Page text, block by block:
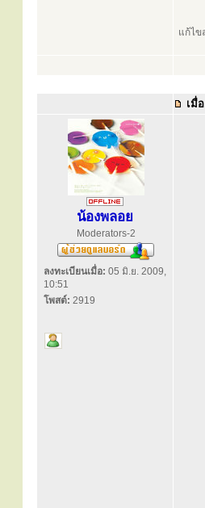
แก้ไข
เมื่
น้องพลอย
Moderators-2
ลงทะเบียนเมื่อ: 05 มิ.ย. 2009,
10:51
โพสต์: 2919